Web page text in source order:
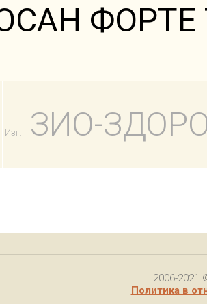
ФОРТЕ
Изг: ЗИО-
2006-2021
Политика в